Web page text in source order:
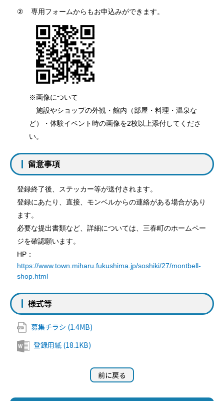
② 専用フォームからもお申込みができます。
※画像について
施設やショップの外観・館内（部屋・料理・温泉な
ど）・体験イベント時の画像を2枚以上添付してくださ
い。
留意事項
登録終了後、ステッカー等が送付されます。
登録にあたり、直接、モンベルからの連絡がある場合があり
ます。
必要な提出書類など、詳細については、三春町のホームペー
ジを確認願います。
HP ：
https://www.town.miharu.fukushima.jp/soshiki/27/montbell-
shop.html
様式等
募集チラシ (1.4MB)
登録用紙 (18.1KB)
前に戻る